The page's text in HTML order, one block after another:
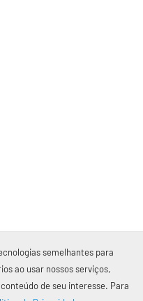
semelhantes para
ao usar nossos serviços,
de seu interesse. Para